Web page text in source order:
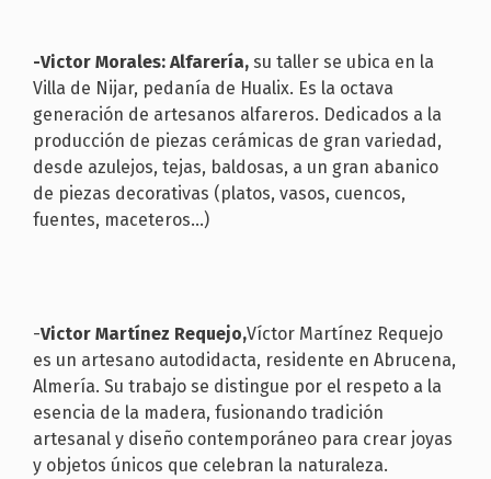
-Victor Morales: Alfarería, su taller se ubica en la
Villa de Nijar, pedanía de Hualix. Es la octava
generación de artesanos alfareros. Dedicados a la
producción de piezas cerámicas de gran variedad,
desde azulejos, tejas, baldosas, a un gran abanico
de piezas decorativas (platos, vasos, cuencos,
fuentes, maceteros...)
-Victor Martínez Requejo,Víctor Martínez Requejo
es un artesano autodidacta, residente en Abrucena,
Almería. Su trabajo se distingue por el respeto a la
esencia de la madera, fusionando tradición
artesanal y diseño contemporáneo para crear joyas
y objetos únicos que celebran la naturaleza.